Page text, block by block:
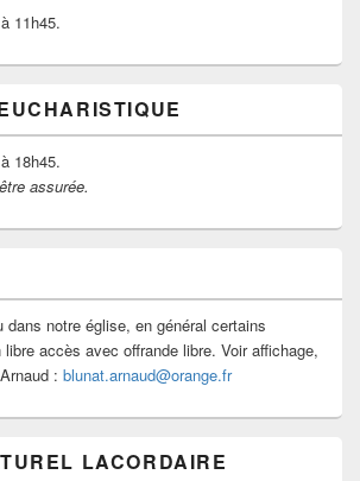
11h45.
18h45.
assurée.
dans notre église, en général certains
accès avec offrande libre. Voir affichage,
: blunat.arnaud@orange.fr
LACORDAIRE